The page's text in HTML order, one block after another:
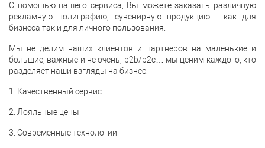
С помощью нашего сервиса, Вы можете заказать различную
рекламную полиграфию, сувенирную продукцию - как для
бизнеса так и для личного пользования.
Мы не делим наших клиентов и партнеров на маленькие и
большие, важные и не очень, b2b/b2c… мы ценим каждого, кто
разделяет наши взгляды на бизнес:
1. Качественный сервис
2. Лояльные цены
3. Современные технологии